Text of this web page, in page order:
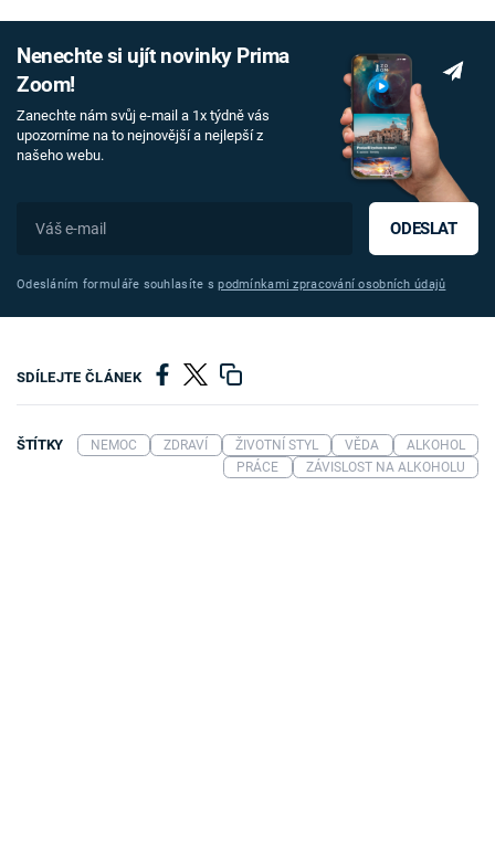
Nenechte si ujít novinky Prima
Zoom!
Zanechte nám svůj e-mail a 1x týdně vás
upozorníme na to nejnovější a nejlepší z
našeho webu.
ODESLAT
Odesláním formuláře souhlasíte spodmínkami zpracování osobních údajů
SDÍLEJTE ČLÁNEK
ŠTÍTKY NEMOC ZDRAVÍ ŽIVOTNÍ STYL VĚDA
ALKOHOL
PRÁCE
ZÁVISLOST NA ALKOHOLU